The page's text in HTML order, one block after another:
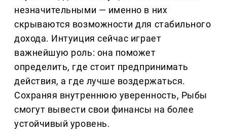
незначительными — именно в них
скрываются возможности для стабильного
дохода. Интуиция сейчас играет
важнейшую роль: она поможет
определить, где стоит предпринимать
действия, а где лучше воздержаться.
Сохраняя внутреннюю уверенность, Рыбы
смогут вывести свои финансы на более
устойчивый уровень.